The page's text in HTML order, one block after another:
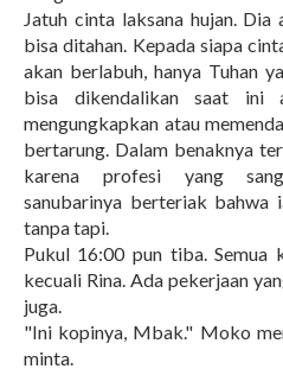
Jatuh cinta laksana hujan.
bisa ditahan. Kepada siapa
akan berlabuh, hanya Tuhan
bisa dikendalikan saat ini
mengungkapkan atau
bertarung. Dalam benaknya
karena profesi yang
sanubarinya berteriak
tanpa tapi.
Pukul 16:00 pun tiba. Semua
kecuali Rina. Ada pekerjaan
juga.
"Ini kopinya, Mbak." Moko
minta.